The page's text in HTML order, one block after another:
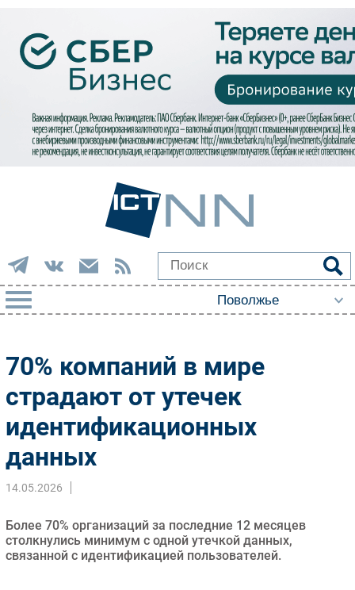
Импорто­замещение
Автоматизация Промышленности
Интернет
Мобильная связь
Фиксированная связь
Интеграция
Маркетинг
Торговые сети
70% компаний в мире
страдают от утечек
идентификационных
данных
14.05.2026
Более 70% организаций за последние 12 месяцев
столкнулись минимум с одной утечкой данных,
связанной с идентификацией пользователей.